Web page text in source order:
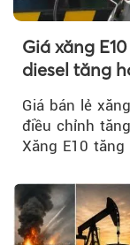
Giá xăng
diesel tăng
Giá bán lẻ
điều chỉnh
Xăng E10